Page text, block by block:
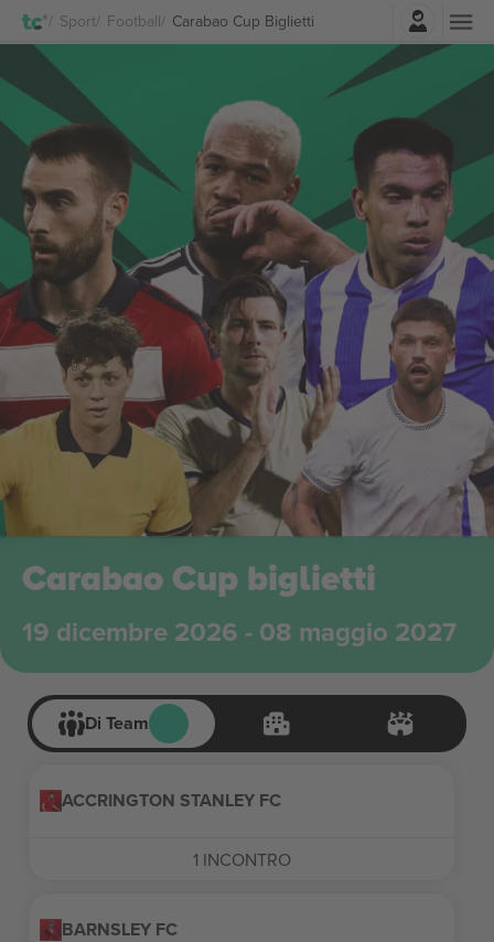
Sport Football Carabao Cup Biglietti
Accesso
Carabao Cup biglietti
19 dicembre 2026 - 08 maggio 2027
Di Team
ACCRINGTON STANLEY FC
1 INCONTRO
BARNSLEY FC